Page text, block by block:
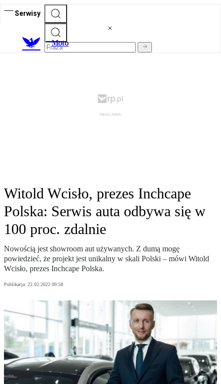
Serwisy
Moto
Witold Wcisło, prezes Inchcape
Polska: Serwis auta odbywa się w
100 proc. zdalnie
Nowością jest showroom aut używanych. Z dumą mogę
powiedzieć, że projekt jest unikalny w skali Polski – mówi Witold
Wcisło, prezes Inchcape Polska.
Publikacja: 22.02.2022 09:58